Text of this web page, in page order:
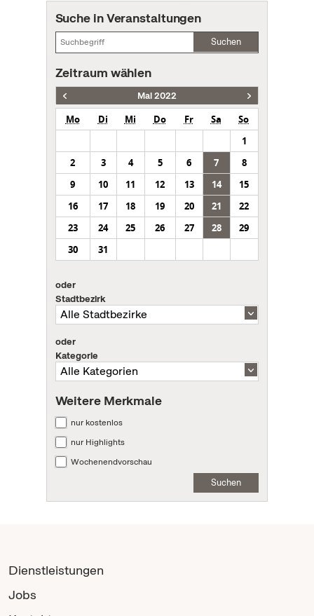
Suche in Veranstaltungen
Suchen
Zeitraum wählen
Mai 2022
Mo Di Mi Do Fr Sa
So
1
2
3 4 5 6 7
8
9
10 11 12 13 14
15
16
17 18 19 20 21
22
23
24 25 26 27 28
29
30
31
oder
Stadtbezirk
oder
Kategorie
Weitere Merkmale
nur kostenlos
nur Highlights
Wochenendvorschau
Suchen
Dienstleistungen
Jobs